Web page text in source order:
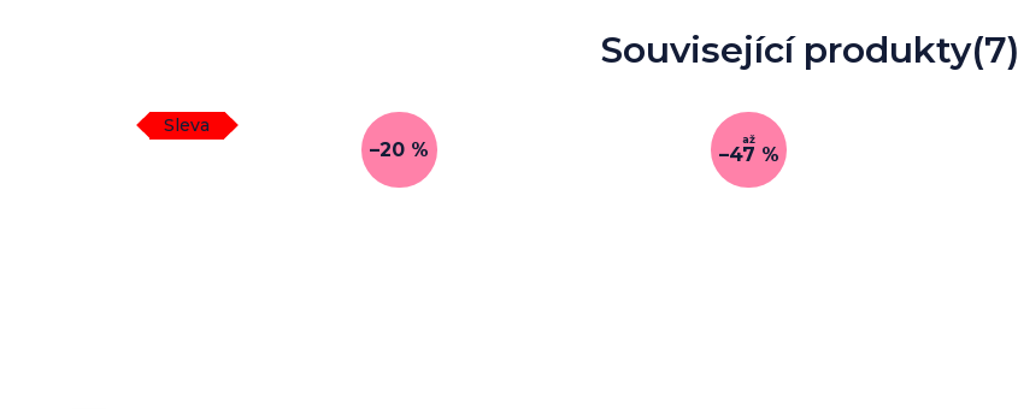
Související produkty(7)
Sleva
–20 % až
–47 %